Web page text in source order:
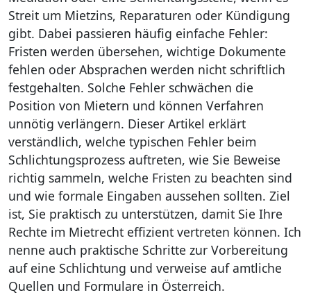
Streit um Mietzins, Reparaturen oder Kündigung
gibt. Dabei passieren häufig einfache Fehler:
Fristen werden übersehen, wichtige Dokumente
fehlen oder Absprachen werden nicht schriftlich
festgehalten. Solche Fehler schwächen die
Position von Mietern und können Verfahren
unnötig verlängern. Dieser Artikel erklärt
verständlich, welche typischen Fehler beim
Schlichtungsprozess auftreten, wie Sie Beweise
richtig sammeln, welche Fristen zu beachten sind
und wie formale Eingaben aussehen sollten. Ziel
ist, Sie praktisch zu unterstützen, damit Sie Ihre
Rechte im Mietrecht effizient vertreten können. Ich
nenne auch praktische Schritte zur Vorbereitung
auf eine Schlichtung und verweise auf amtliche
Quellen und Formulare in Österreich.